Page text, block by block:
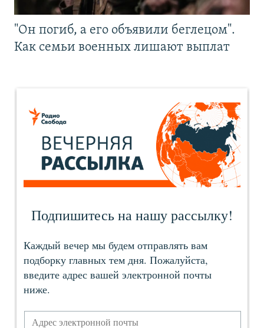
"Он погиб, а его объявили беглецом".
Как семьи военных лишают выплат